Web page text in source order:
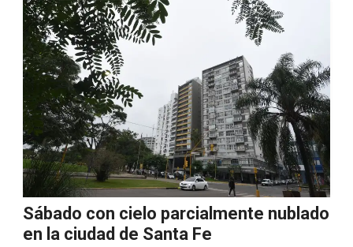
Sábado con cielo parcialmente nublado
en la ciudad de Santa Fe